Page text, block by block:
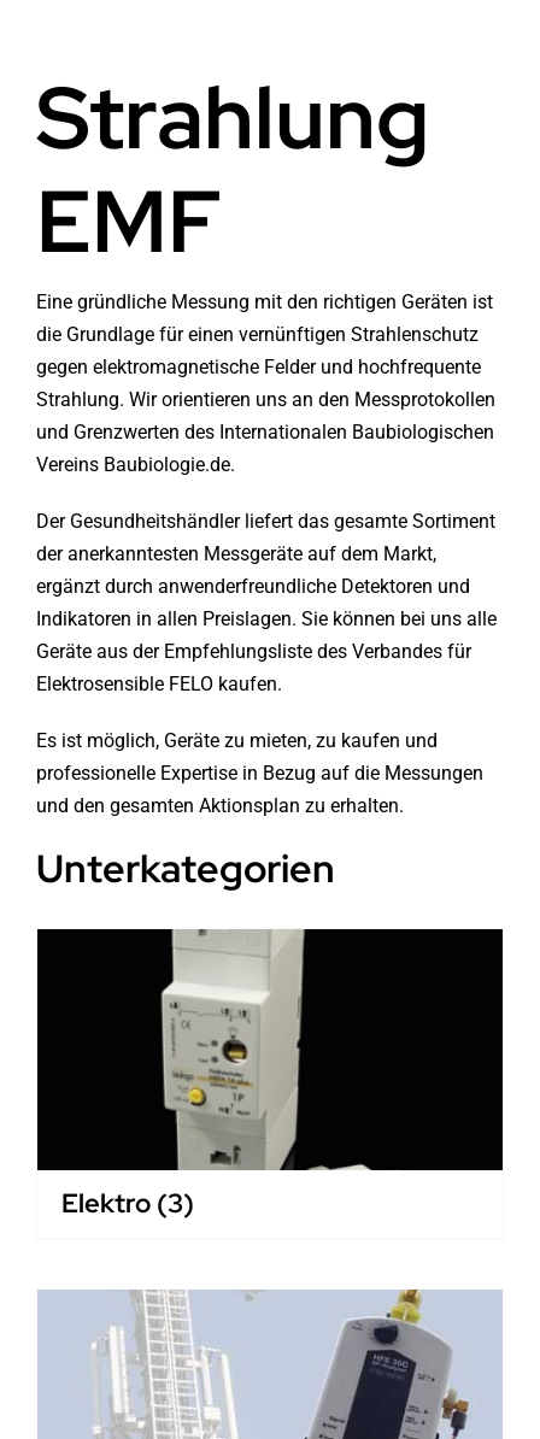
Geschäft in Oslo
Kontakt
Nachricht
Kurse
Strahlung EMF
Lys & farge
Media & Events
Strahlung
EMF
Eine gründliche Messung mit den richtigen Geräten ist
die Grundlage für einen vernünftigen Strahlenschutz
gegen elektromagnetische Felder und hochfrequente
Strahlung. Wir orientieren uns an den Messprotokollen
und Grenzwerten des Internationalen Baubiologischen
Vereins Baubiologie.de.
Der Gesundheitshändler liefert das gesamte Sortiment
der anerkanntesten Messgeräte auf dem Markt,
ergänzt durch anwenderfreundliche Detektoren und
Indikatoren in allen Preislagen. Sie können bei uns alle
Geräte aus der Empfehlungsliste des Verbandes für
Elektrosensible FELO kaufen.
Es ist möglich, Geräte zu mieten, zu kaufen und
professionelle Expertise in Bezug auf die Messungen
und den gesamten Aktionsplan zu erhalten.
Unterkategorien
Elektro (3)